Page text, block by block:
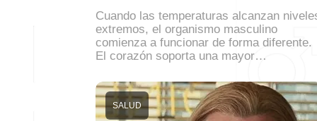
Cuando las temperaturas alcanzan
extremos, el organismo masculino
comienza a funcionar de forma diferente.
El corazón soporta una mayor…
SALUD